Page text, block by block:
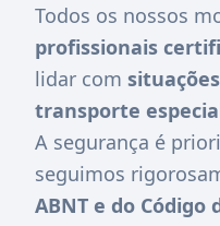
Todos os nossos
profissionais
lidar com
transporte
A segurança é
seguimos
ABNT e do